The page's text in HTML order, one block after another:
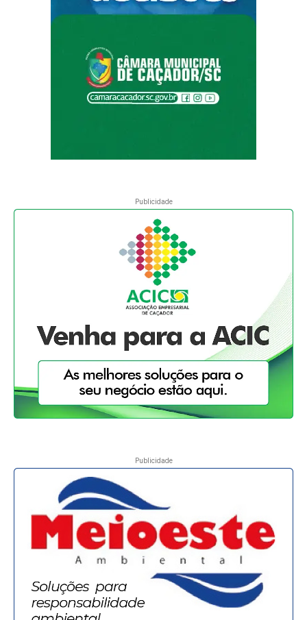
Publicidade
Publicidade